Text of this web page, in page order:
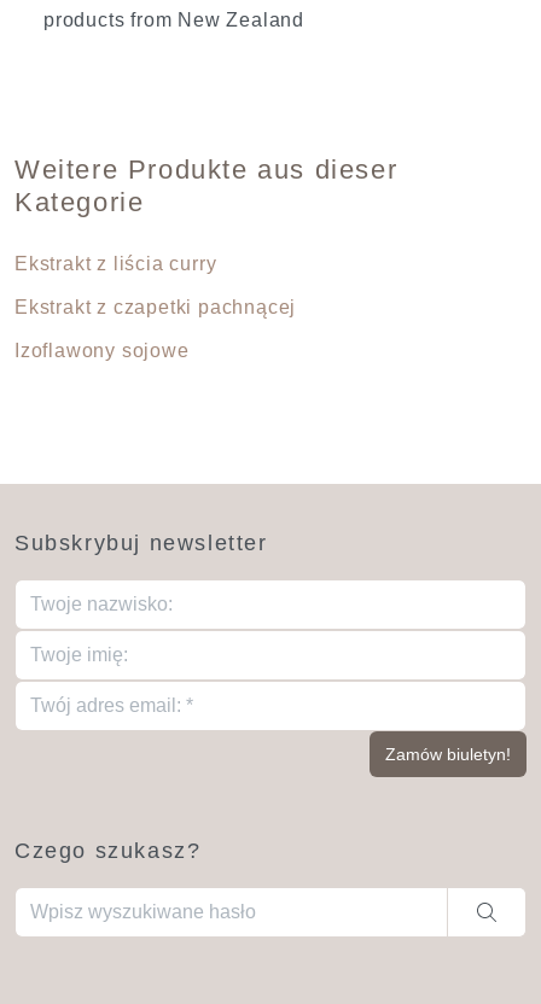
products from New Zealand
Weitere Produkte aus dieser
Kategorie
Ekstrakt z liścia curry
Ekstrakt z czapetki pachnącej
Izoflawony sojowe
Subskrybuj newsletter
Czego szukasz?
Gdy dostępne są wyniki autouzupełniania, użyj strzałek w